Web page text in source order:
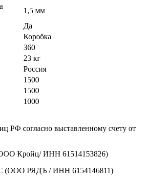
1,5 мм
Да
Коробка
360
23 кг
Россия
1500
1500
1000
РФ согласно выставленному счету от
Кройц/ ИНН 61514153826)
(ООО РЯДЪ / ИНН 6154146811)